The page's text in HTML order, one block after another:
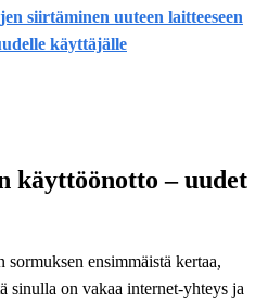
siirtäminen uuteen laitteeseen
käyttäjälle
käyttöönotto – uudet
sormuksen ensimmäistä kertaa,
sinulla on vakaa internet-yhteys ja